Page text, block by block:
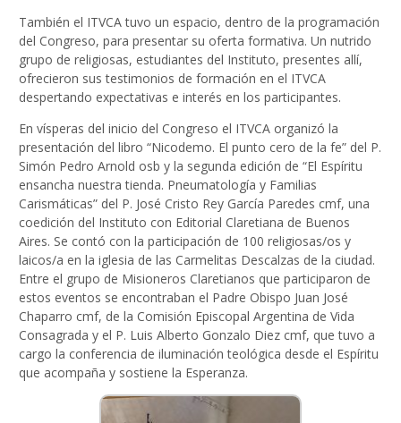
También el ITVCA tuvo un espacio, dentro de la programación
del Congreso, para presentar su oferta formativa. Un nutrido
grupo de religiosas, estudiantes del Instituto, presentes allí,
ofrecieron sus testimonios de formación en el ITVCA
despertando expectativas e interés en los participantes.
En vísperas del inicio del Congreso el ITVCA organizó la
presentación del libro “Nicodemo. El punto cero de la fe” del P.
Simón Pedro Arnold osb y la segunda edición de “El Espíritu
ensancha nuestra tienda. Pneumatología y Familias
Carismáticas” del P. José Cristo Rey García Paredes cmf, una
coedición del Instituto con Editorial Claretiana de Buenos
Aires. Se contó con la participación de 100 religiosas/os y
laicos/a en la iglesia de las Carmelitas Descalzas de la ciudad.
Entre el grupo de Misioneros Claretianos que participaron de
estos eventos se encontraban el Padre Obispo Juan José
Chaparro cmf, de la Comisión Episcopal Argentina de Vida
Consagrada y el P. Luis Alberto Gonzalo Diez cmf, que tuvo a
cargo la conferencia de iluminación teológica desde el Espíritu
que acompaña y sostiene la Esperanza.